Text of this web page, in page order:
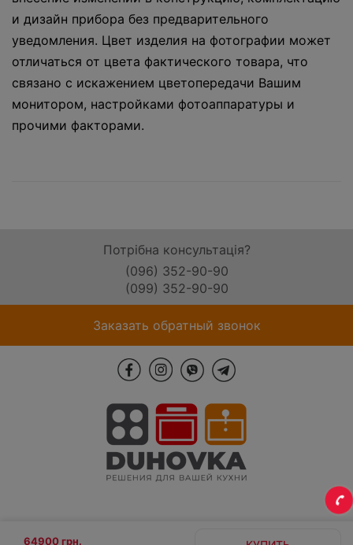
64900 грн.
и дизайн прибора без предварительного
уведомления. Цвет изделия на фотографии может
отличаться от цвета фактического товара, что
связано с искажением цветопередачи Вашим
монитором, настройками фотоаппаратуры и
прочими факторами.
Потрібна консультація?
(096) 352-90-90
(099) 352-90-90
Заказать обратный звонок